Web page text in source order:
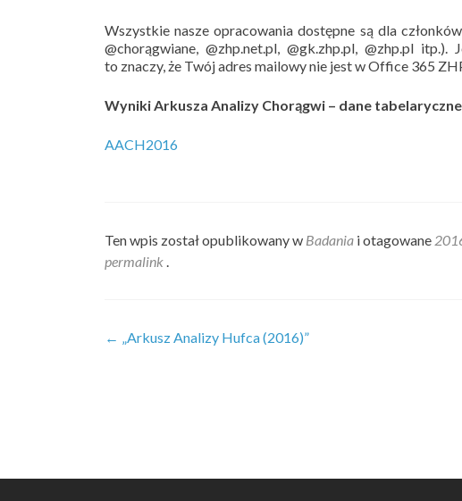
Wszystkie nasze opracowania dostępne są dla
@chorągwiane, @zhp.net.pl, @gk.zhp.pl, @zhp.pl
to znaczy, że Twój adres mailowy nie jest w Office 365
Wyniki Arkusza Analizy Chorągwi – dane tabelaryczne
AACH2016
Ten wpis został opublikowany w Badania i otagowane
permalink .
Zobacz
← „Arkusz Analizy Hufca (2016)”